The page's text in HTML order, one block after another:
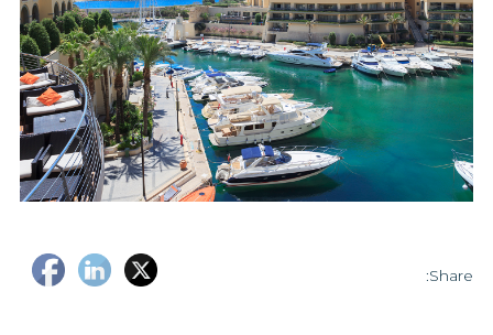
Share: